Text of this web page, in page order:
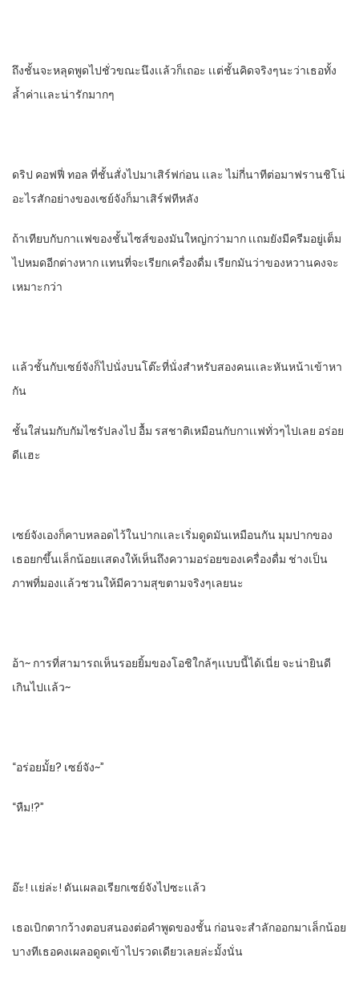
ถึงชั้นจะหลุดพูดไปชั่วขณะนึงเเล้วก็เถอะ​ เเต่ชั้นคิดจริงๆนะว่าเธอทั้ง
ลํ้าค่าเเละน่ารักมากๆ
ดริป คอฟฟี่​ ทอล ที่ชั้นสั่งไปมาเสิร์ฟ​ก่อน​ เเละ​ ไม่กี่นาทีต่อมา​ฟรานชิโน่
อะไรสักอย่างของเซย์จังก็มาเสิร์ฟ​ทีหลัง
ถ้าเทียบกับกาเเฟของชั้นไซส์​ของมันใหญ่กว่ามาก​ เเถมยังมีครีมอยู่เต็ม
ไปหมดอีกต่างหาก​ เเทนที่จะเรียกเครื่องดื่ม​ เรียกมันว่าของหวานคงจะ
เหมาะกว่า
เเล้วชั้นกับเซย์จังก็ไปนั่งบนโต๊ะที่นั่งสําหรับสองคนเเละหันหน้าเข้าหา
กัน
ชั้นใส่นมกับกัมไซรัปลงไป​ อื้ม​ รสชาติเหมือนกับกาเเฟทั่วๆไปเลย อร่อย
ดีเเฮะ
เซย์จังเองก็คาบหลอดไว้ในปากเเละเริ่มดูดมันเหมือนกัน​ มุมปากของ
เธอยกขึ้นเล็กน้อย​เเสดงให้เห็นถึงความอร่อย​ของเครื่องดื่ม ช่างเป็น
ภาพที่มองเเล้วชวนให้มีความสุข​ตามจริงๆเลยนะ
อ้า~ การที่สามารถเห็นรอยยิ้มของโอชิใกล้ๆเเบบนี้ได้เนี่ย​ จะน่ายินดี
เกินไปเเล้ว~
“อร่อยมั้ย? เซย์จัง~”
“หืม!?”
อ๊ะ! เเย่ล่ะ!​ ดันเผลอเรียกเซย์จังไปซะเเล้ว
เธอเบิกตากว้างตอบสนองต่อคําพูดของชั้น​ ก่อนจะสําลักออกมาเล็กน้อย​
บางทีเธอคงเผลอดูดเข้าไปรวดเดียวเลยล่ะมั้งนั่น